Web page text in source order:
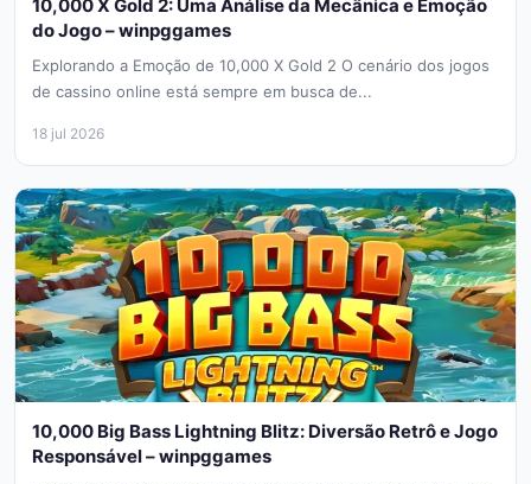
10,000 X Gold 2: Uma Análise da Mecânica e Emoção
do Jogo – winpggames
Explorando a Emoção de 10,000 X Gold 2 O cenário dos jogos
de cassino online está sempre em busca de...
18 jul 2026
10,000 Big Bass Lightning Blitz: Diversão Retrô e Jogo
Responsável – winpggames